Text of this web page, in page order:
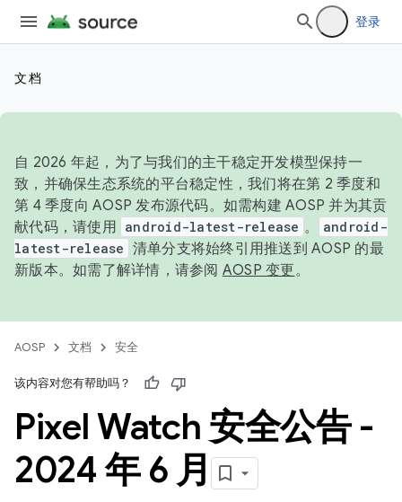
登录
文档
自 2026 年起，为了与我们的主干稳定开发模型保持一
致，并确保生态系统的平台稳定性，我们将在第 2 季度和
第 4 季度向 AOSP 发布源代码。如需构建 AOSP 并为其贡
献代码，请使用 android-latest-release 。
android-
latest-release 清单分支将始终引用推送到 AOSP 的最
新版本。如需了解详情，请参阅 AOSP 变更。
AOSP 文档 安全
该内容对您有帮助吗？
Pixel Watch 安全公告 -
2024 年 6 月